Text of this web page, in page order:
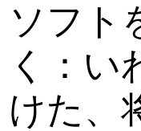
ソフト
く：い
けた、